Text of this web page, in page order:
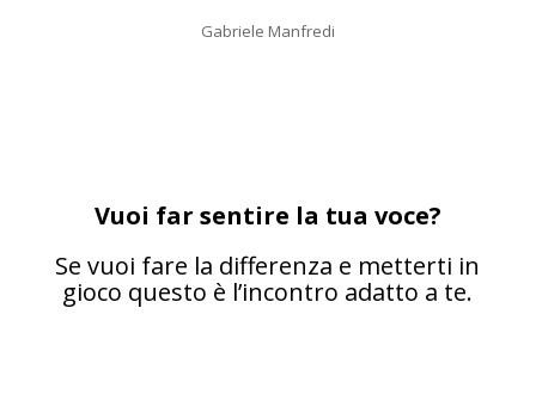
Gabriele Manfredi
Vuoi far sentire la tua voce?
Se vuoi fare la differenza e metterti in
gioco questo è l’incontro adatto a te.